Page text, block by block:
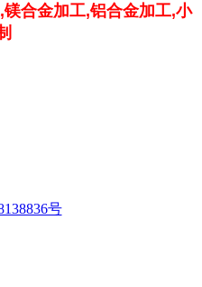
合金加工,铝合金加工,小
号